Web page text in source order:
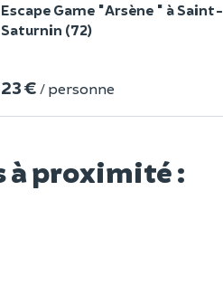
Escape Game "Arsène " à Saint-
Saturnin (72)
23 € / personne
à proximité :